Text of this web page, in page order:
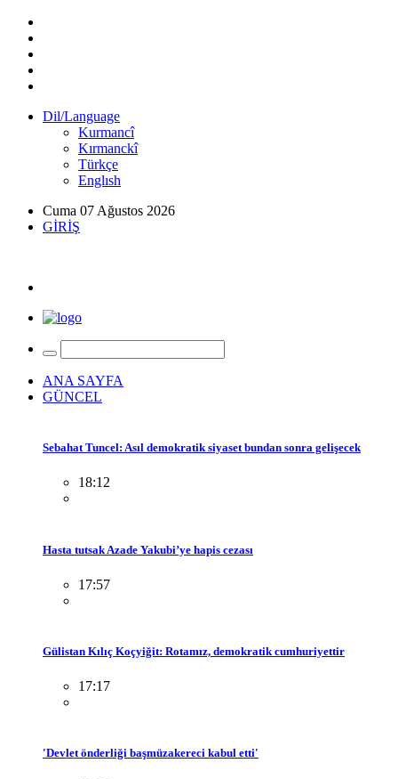
Dil/Language
Kurmancî
Kırmanckî
Türkçe
Englısh
Cuma 07 Ağustos 2026
GİRİŞ
ANA SAYFA
GÜNCEL
Sebahat Tuncel: Asıl demokratik siyaset bundan sonra gelişecek
18:12
Hasta tutsak Azade Yakubi’ye hapis cezası
17:57
Gülistan Kılıç Koçyiğit: Rotamız, demokratik cumhuriyettir
17:17
'Devlet önderliği başmüzakereci kabul etti'